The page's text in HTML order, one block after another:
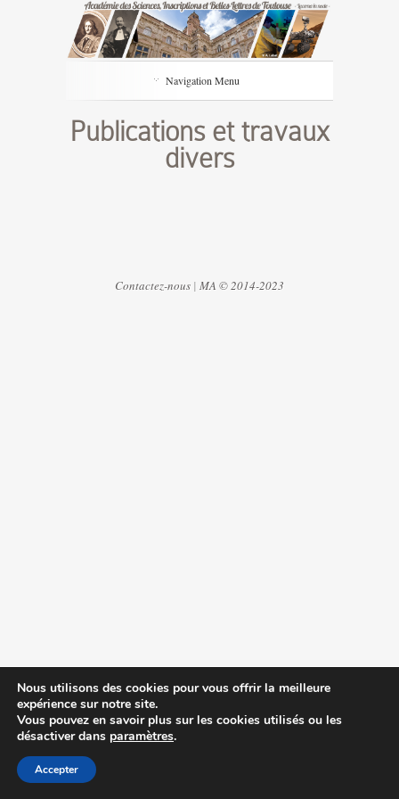
Navigation Menu
Publications et travaux
divers
Contactez-nous | MA © 2014-2023
Nous utilisons des cookies pour vous offrir la meilleure
expérience sur notre site.
Vous pouvez en savoir plus sur les cookies utilisés ou les
désactiver dans paramètres.
Accepter